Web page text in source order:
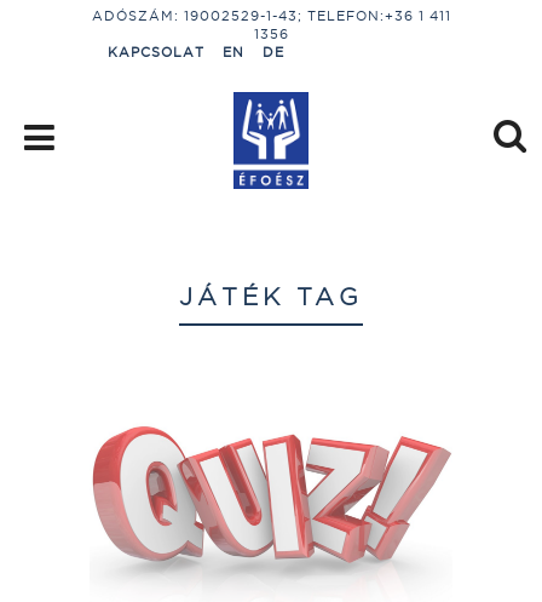
ADÓSZÁM: 19002529-1-43; TELEFON:+36 1 411
1356
KAPCSOLAT
EN DE
JÁTÉK TAG